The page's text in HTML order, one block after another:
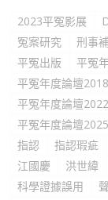
2023平冤影展
冤案研究
刑事
平冤出版
平冤
平冤年度論壇2018
平冤年度論壇2022
平冤年度論壇2025
指認
指認瑕疵
江國慶
洪世緯
科學證據誤用